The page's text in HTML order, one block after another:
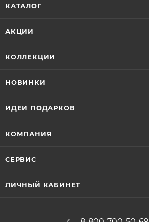
КАТАЛОГ
АКЦИИ
КОЛЛЕКЦИИ
НОВИНКИ
ИДЕИ ПОДАРКОВ
КОМПАНИЯ
СЕРВИС
ЛИЧНЫЙ КАБИНЕТ